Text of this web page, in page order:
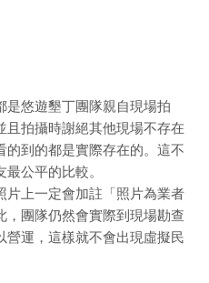
是悠遊墾丁團隊親自現場拍
且拍攝時謝絕其他現場不存在
的到的都是實際存在的。這不
公平的比較。
片上一定會加註「照片為業者
，團隊仍然會實際到現場勘查
營運，這樣就不會出現虛擬民